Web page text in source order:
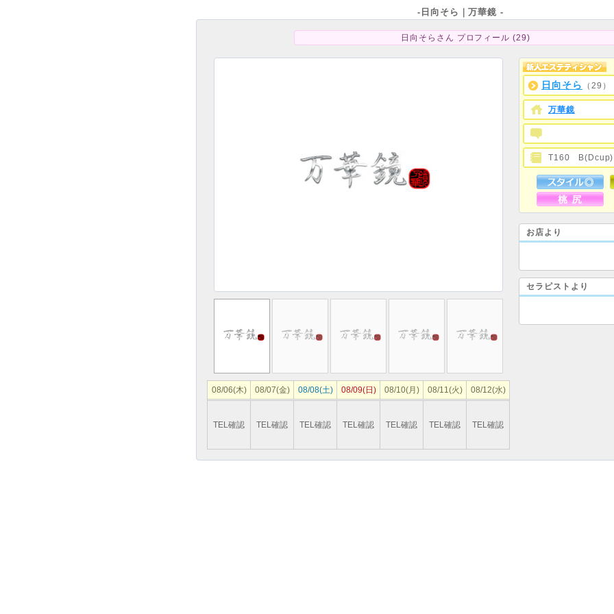
-日向そら｜万華鏡 -
日向そらさん プロフィール (29)
08/06(木) 08/07(金) 08/08(土) 08/09(日) 08/10(月) 08/11(火) 08/12(水)
TEL確認 TEL確認 TEL確認 TEL確認 TEL確認 TEL確認 TEL確認
日向そら （29）
万華鏡
T160 B(Dcup)
お店より
セラピストより